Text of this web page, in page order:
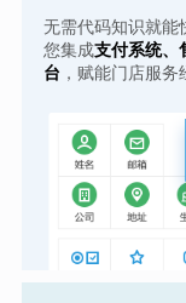
无需代码知识就能
您集成支付系统、
台 ，赋能门店服务